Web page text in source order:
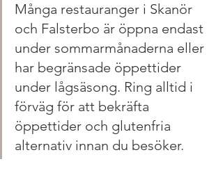
Många restauranger i Skanör
och Falsterbo är öppna endast
under sommarmånaderna eller
har begränsade öppettider
under lågsäsong. Ring alltid i
förväg för att bekräfta
öppettider och glutenfria
alternativ innan du besöker.